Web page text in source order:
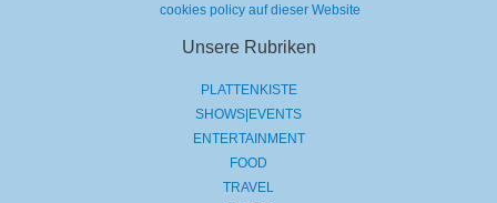
cookies policy auf dieser Website
Unsere Rubriken
PLATTENKISTE
SHOWS|EVENTS
ENTERTAINMENT
FOOD
TRAVEL